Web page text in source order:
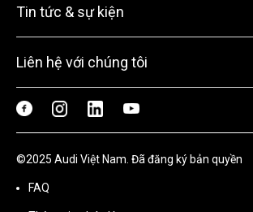
Tin tức & sự kiện
Liên hệ với chúng tôi
©2025 Audi Việt Nam. Đã đăng ký bản quyền
FAQ